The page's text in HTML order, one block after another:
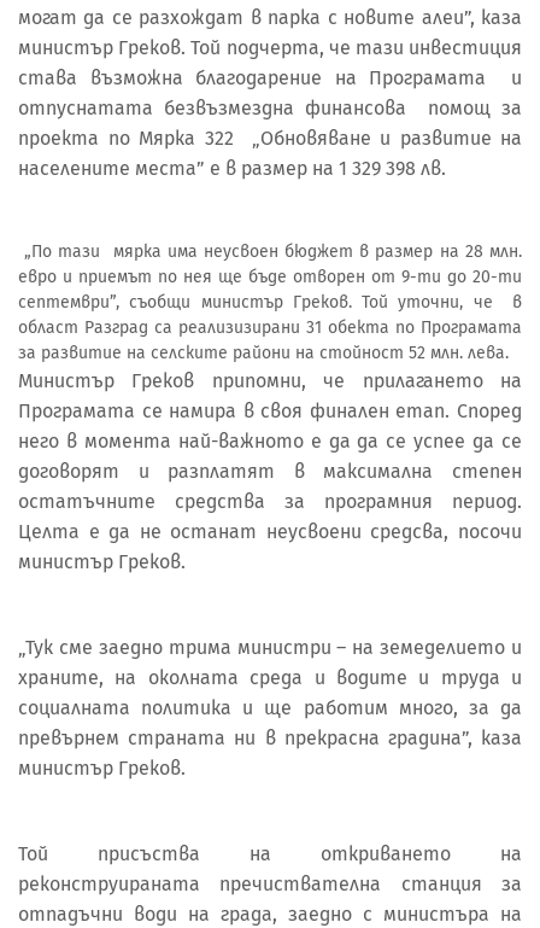
могат да се разхождат в парка с новите алеи”, каза
министър Греков. Той подчерта, че тази инвестиция
става възможна благодарение на Програмата и
отпуснатата безвъзмездна финансова помощ за
проекта по Мярка 322 „Обновяване и развитие на
населените места” е в размер на 1 329 398 лв.
„По тази мярка има неусвоен бюджет в размер на 28 млн.
евро и приемът по нея ще бъде отворен от 9-ти до 20-ти
септември”, съобщи министър Греков. Той уточни, че в
област Разград са реализизирани 31 обекта по Програмата
за развитие на селските райони на стойност 52 млн. лева.
Министър Греков припомни, че прилагането на
Програмата се намира в своя финален етап. Според
него в момента най-важното е да да се успее да се
договорят и разплатят в максимална степен
остатъчните средства за програмния период.
Целта е да не останат неусвоени средсва, посочи
министър Греков.
„Тук сме заедно трима министри – на земеделието и
храните, на околната среда и водите и труда и
социалната политика и ще работим много, за да
превърнем страната ни в прекрасна градина”, каза
министър Греков.
Той присъства на откриването на
реконструираната пречиствателна станция за
отпадъчни води на града, заедно с министъра на